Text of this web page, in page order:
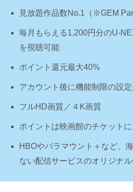
見放題作品数No.1（※GEM
毎月もらえる1,200円分のU-
を視聴可能
ポイント還元最大40%
アカウント後に機能制限の設
フルHD画質／４K画質
ポイントは映画館のチケット
HBOやパラマウント＋など、
ない配信サービスのオリジナ